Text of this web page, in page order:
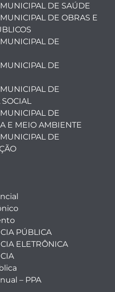
DE SAÚDE
DE OBRAS E
DE
DE
DE
DE
E MEIO AMBIENTE
DE
PÚBLICA
ELETRÔNICA
– PPA